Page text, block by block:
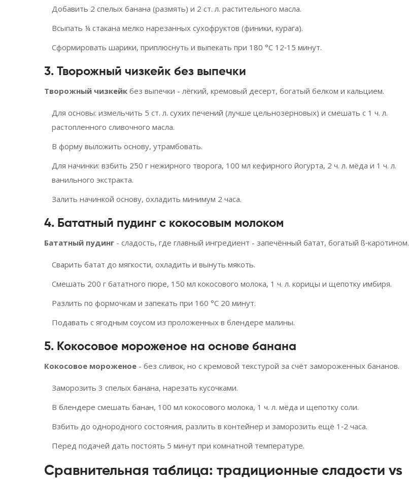
Добавить 2 спелых банана (размять) и 2 ст. л. растительного масла.
Всыпать ¼ стакана мелко нарезанных сухофруктов (финики, курага).
Сформировать шарики, приплюснуть и выпекать при 180 °C 12‑15 минут.
3. Творожный чизкейк без выпечки
Творожный чизкейк без выпечки - лёгкий, кремовый десерт, богатый белком и кальцием.
Для основы: измельчить 5 ст. л. сухих печений (лучше цельнозерновых) и смешать с 1 ч. л.
растопленного сливочного масла.
В форму выложить основу, утрамбовать.
Для начинки: взбить 250 г нежирного творога, 100 мл кефирного йогурта, 2 ч. л. мёда и 1 ч. л.
ванильного экстракта.
Залить начинкой основу, охладить минимум 2 часа.
4. Бататный пудинг с кокосовым молоком
Бататный пудинг - сладость, где главный ингредиент - запечённый батат, богатый ß‑каротином.
Сварить батат до мягкости, охладить и вынуть мякоть.
Смешать 200 г бататного пюре, 150 мл кокосового молока, 1 ч. л. корицы и щепотку имбиря.
Разлить по формочкам и запекать при 160 °C 20 минут.
Подавать с ягодным соусом из проложенных в блендере малины.
5. Кокосовое мороженое на основе банана
Кокосовое мороженое - без сливок, но с кремовой текстурой за счёт замороженных бананов.
Заморозить 3 спелых банана, нарезать кусочками.
В блендере смешать банан, 100 мл кокосового молока, 1 ч. л. мёда и щепотку соли.
Взбить до однородного состояния, разлить в контейнер и заморозить ещё 1‑2 часа.
Перед подачей дать постоять 5 минут при комнатной температуре.
Сравнительная таблица: традиционные сладости vs